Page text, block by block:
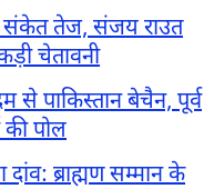
संकेत तेज, संजय राउत
चेतावनी
पाकिस्तान बेचैन, पूर्व
पोल
ब्राह्मण सम्मान के